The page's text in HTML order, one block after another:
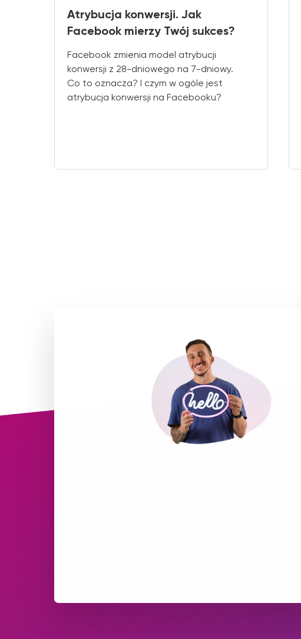
Atrybucja konwersji. Jak
Facebook mierzy Twój sukces?
Facebook zmienia model atrybucji
konwersji z 28-dniowego na 7-dniowy.
Co to oznacza? I czym w ogóle jest
atrybucja konwersji na Facebooku?